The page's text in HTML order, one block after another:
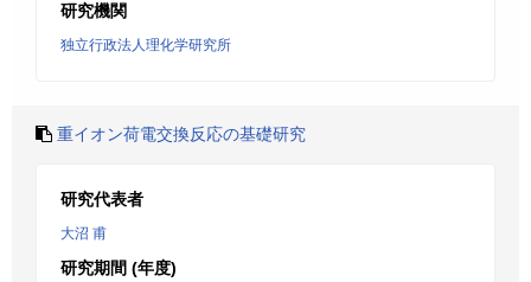
研究機関
独立行政法人理化学研究所
重イオン荷電交換反応の基礎研究
研究代表者
大沼 甫
研究期間 (年度)